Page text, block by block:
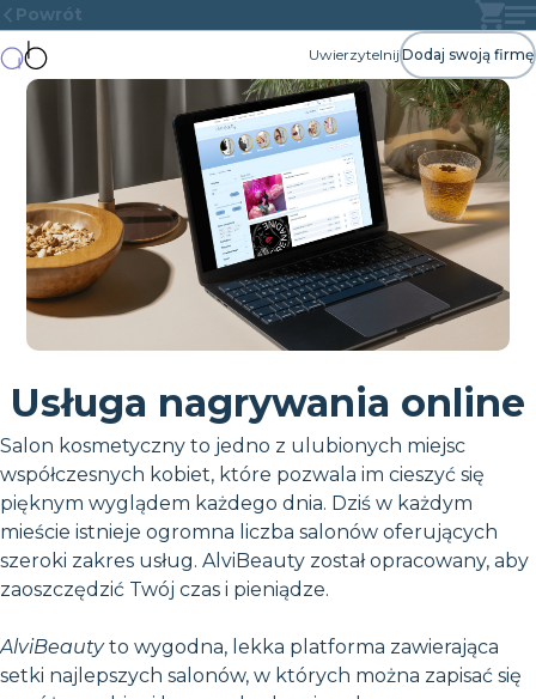
Powrót
UwierzytelnijDodaj swoją firmę
Usługa nagrywania online
Salon kosmetyczny to jedno z ulubionych miejsc
współczesnych kobiet, które pozwala im cieszyć się
pięknym wyglądem każdego dnia. Dziś w każdym
mieście istnieje ogromna liczba salonów oferujących
szeroki zakres usług. AlviBeauty został opracowany, aby
zaoszczędzić Twój czas i pieniądze.
AlviBeautyto wygodna, lekka platforma zawierająca
setki najlepszych salonów, w których można zapisać się